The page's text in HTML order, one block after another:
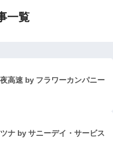
一覧
夜高速 by フラワーカンパニー
ナ by サニーデイ・サービス